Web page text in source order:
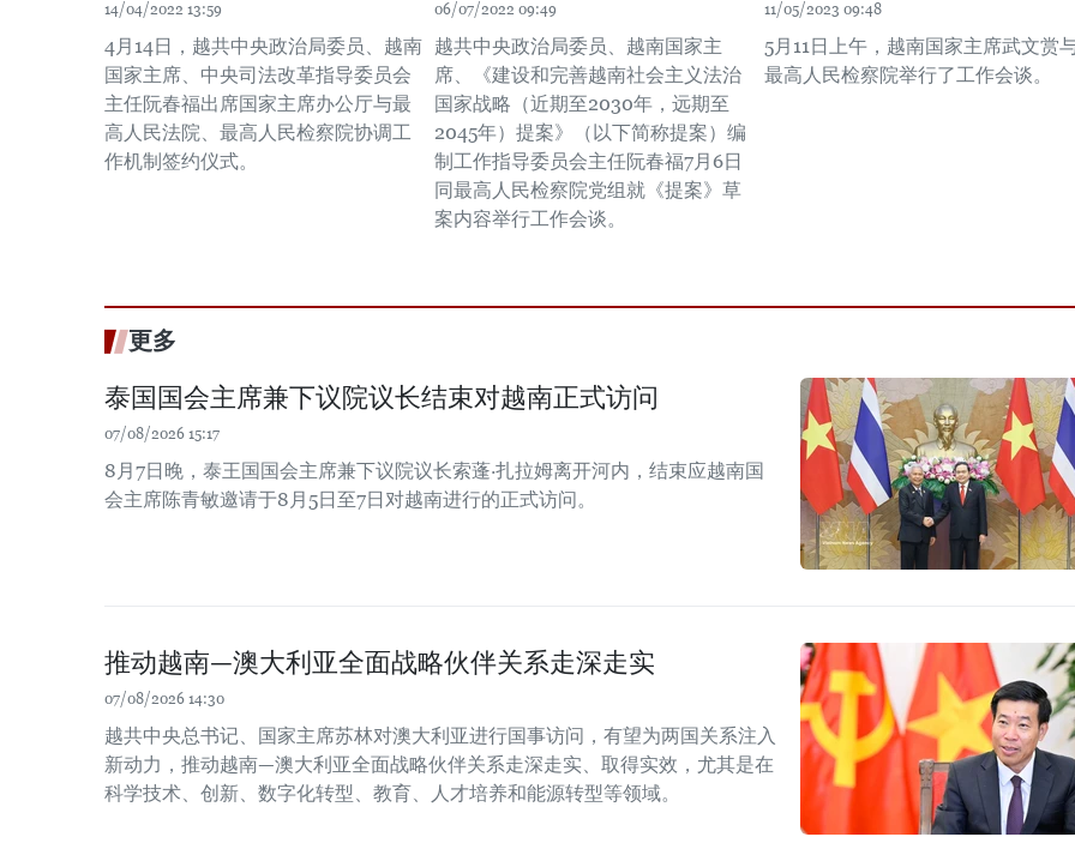
14/04/2022 13:59
4月14日，越共中央政治局委员、越南
国家主席、中央司法改革指导委员会
主任阮春福出席国家主席办公厅与最
高人民法院、最高人民检察院协调工
作机制签约仪式。
06/07/2022 09:49
越共中央政治局委员、越南国家主
席、《建设和完善越南社会主义法治
国家战略（近期至2030年，远期至
2045年）提案》（以下简称提案）编
制工作指导委员会主任阮春福7月6日
同最高人民检察院党组就《提案》草
案内容举行工作会谈。
11/05/2023 09:48
5月11日上午，越南国家主席武文赏
最高人民检察院举行了工作会谈。
更多
泰国国会主席兼下议院议长结束对越南正式访问
07/08/2026 15:17
8月7日晚，泰王国国会主席兼下议院议长索蓬·扎拉姆离开河内，结束应越南国
会主席陈青敏邀请于8月5日至7日对越南进行的正式访问。
推动越南—澳大利亚全面战略伙伴关系走深走实
07/08/2026 14:30
越共中央总书记、国家主席苏林对澳大利亚进行国事访问，有望为两国关系注入
新动力，推动越南—澳大利亚全面战略伙伴关系走深走实、取得实效，尤其是在
科学技术、创新、数字化转型、教育、人才培养和能源转型等领域。